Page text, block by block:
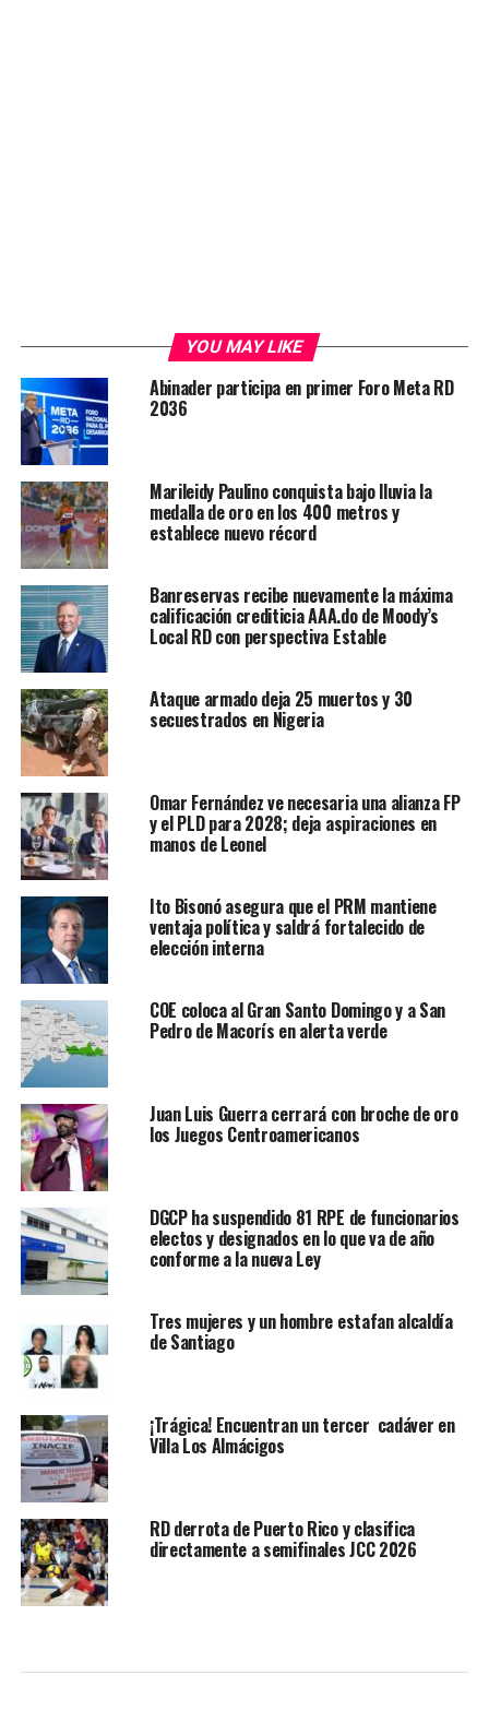
YOU MAY LIKE
Abinader participa en primer Foro Meta RD
2036
Marileidy Paulino conquista bajo lluvia la
medalla de oro en los 400 metros y
establece nuevo récord
Banreservas recibe nuevamente la máxima
calificación crediticia AAA.do de Moody’s
Local RD con perspectiva Estable
Ataque armado deja 25 muertos y 30
secuestrados en Nigeria
Omar Fernández ve necesaria una alianza FP
y el PLD para 2028; deja aspiraciones en
manos de Leonel
Ito Bisonó asegura que el PRM mantiene
ventaja política y saldrá fortalecido de
elección interna
COE coloca al Gran Santo Domingo y a San
Pedro de Macorís en alerta verde
Juan Luis Guerra cerrará con broche de oro
los Juegos Centroamericanos
DGCP ha suspendido 81 RPE de funcionarios
electos y designados en lo que va de año
conforme a la nueva Ley
Tres mujeres y un hombre estafan alcaldía
de Santiago
¡Trágica! Encuentran un tercer cadáver en
Villa Los Almácigos
RD derrota de Puerto Rico y clasifica
directamente a semifinales JCC 2026